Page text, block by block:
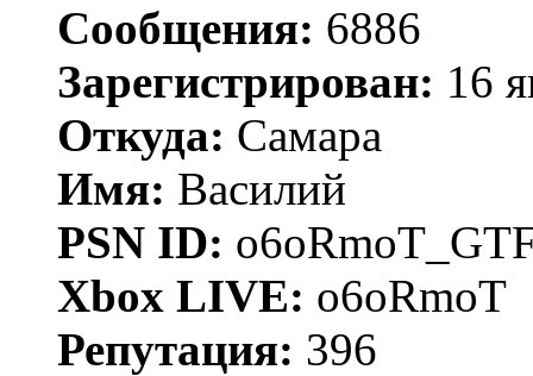
Сообщения: 6886
Зарегистрирован: 16
Откуда: Самара
Имя: Василий
PSN ID:
Xbox LIVE: o6oRmoT
Репутация: 396